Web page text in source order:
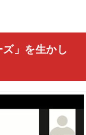
」を生かし